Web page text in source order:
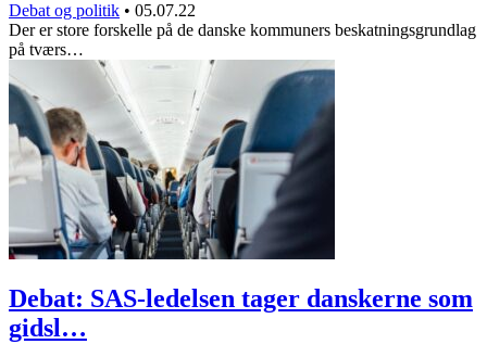
Debat og politik • 05.07.22
Der er store forskelle på de danske kommuners beskatningsgrundlag
på tværs…
Debat: SAS-ledelsen tager danskerne som
gidsl…